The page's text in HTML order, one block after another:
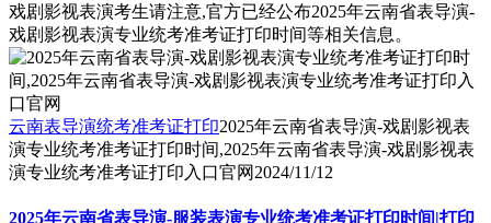
戏剧影视表演考生请注意,官方已经公布2025年云南省表导演-
戏剧影视表演专业统考准考证打印时间等相关信息。
云南表导演统考准考证打印2025年云南省表导演-戏剧影视表
演专业统考准考证打印时间,2025年云南省表导演-戏剧影视表
演专业统考准考证打印入口官网 2024/11/12
2025年云南省表导演-服装表演专业统考准考证打印时间|打印